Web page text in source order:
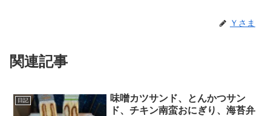
Ｙさま
関連記事
日記
味噌カツサンド、とんかつサン
ド、チキン南蛮おにぎり、海苔弁